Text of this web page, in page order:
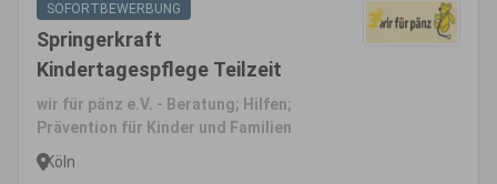
SOFORTBEWERBUNG
Springerkraft
Kindertagespflege Teilzeit
wir für pänz e.V. - Beratung; Hilfen;
Prävention für Kinder und Familien
Köln